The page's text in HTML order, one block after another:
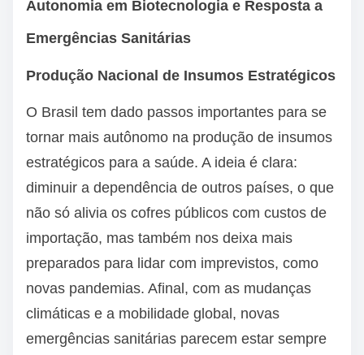
Autonomia em Biotecnologia e Resposta a
Emergências Sanitárias
Produção Nacional de Insumos Estratégicos
O Brasil tem dado passos importantes para se
tornar mais autônomo na produção de insumos
estratégicos para a saúde. A ideia é clara:
diminuir a dependência de outros países, o que
não só alivia os cofres públicos com custos de
importação, mas também nos deixa mais
preparados para lidar com imprevistos, como
novas pandemias. Afinal, com as mudanças
climáticas e a mobilidade global, novas
emergências sanitárias parecem estar sempre